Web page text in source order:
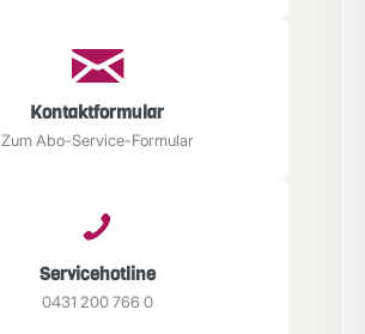
Kontaktformular
Zum Abo-Service-Formular
Servicehotline
0431 200 766 0